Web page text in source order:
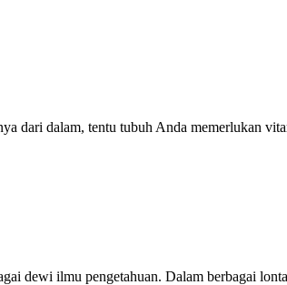
dari dalam, tentu tubuh Anda memerlukan
dewi ilmu pengetahuan. Dalam berbagai